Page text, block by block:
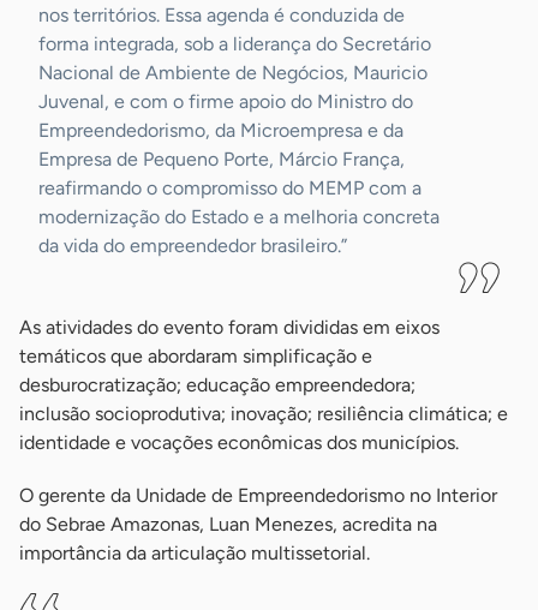
nos territórios. Essa agenda é conduzida de
forma integrada, sob a liderança do Secretário
Nacional de Ambiente de Negócios, Mauricio
Juvenal, e com o firme apoio do Ministro do
Empreendedorismo, da Microempresa e da
Empresa de Pequeno Porte, Márcio França,
reafirmando o compromisso do MEMP com a
modernização do Estado e a melhoria concreta
da vida do empreendedor brasileiro.”
As atividades do evento foram divididas em eixos
temáticos que abordaram simplificação e
desburocratização; educação empreendedora;
inclusão socioprodutiva; inovação; resiliência climática; e
identidade e vocações econômicas dos municípios.
O gerente da Unidade de Empreendedorismo no Interior
do Sebrae Amazonas, Luan Menezes, acredita na
importância da articulação multissetorial.